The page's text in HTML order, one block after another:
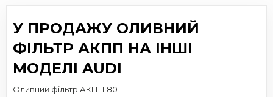
У ПРОДАЖУ ОЛИВНИЙ
ФІЛЬТР АКПП НА ІНШІ
МОДЕЛІ AUDI
Оливний фільтр АКПП 80